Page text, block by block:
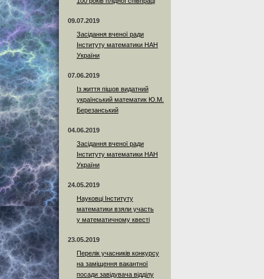
09.07.2019
Засідання вченої ради
Інституту математики НАН
України
07.06.2019
Із життя пішов видатний
український математик Ю.М.
Березанський
04.06.2019
Засідання вченої ради
Інституту математики НАН
України
24.05.2019
Науковці Інституту
математики взяли участь
у математичному квесті
23.05.2019
Перелік учасників конкурсу
на заміщення вакантної
посади завідувача відділу